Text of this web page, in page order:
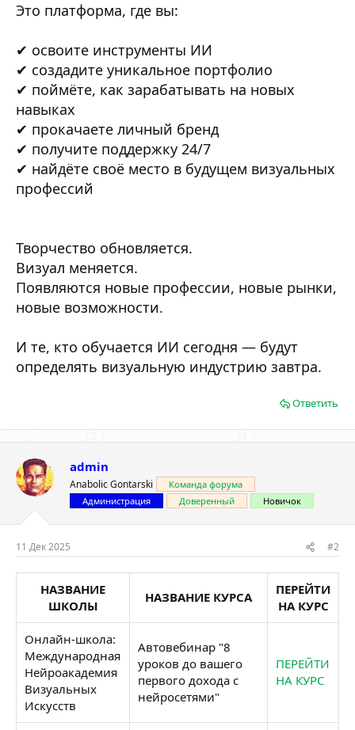
Это платформа, где вы:
✔ освоите инструменты ИИ
✔ создадите уникальное портфолио
✔ поймёте, как зарабатывать на новых
навыках
✔ прокачаете личный бренд
✔ получите поддержку 24/7
✔ найдёте своё место в будущем визуальных
профессий
Творчество обновляется.
Визуал меняется.
Появляются новые профессии, новые рынки,
новые возможности.
И те, кто обучается ИИ сегодня — будут
определять визуальную индустрию завтра.
Ответить
admin
Anabolic Gontarski
Команда форума
Администрация
Доверенный Новичок
11 Дек 2025 #2
НАЗВАНИЕ
ШКОЛЫ
НАЗВАНИЕ КУРСА
ПЕРЕЙТИ
НА КУРС
Онлайн-школа:
Международная
Нейроакадемия
Визуальных
Искусств
Автовебинар "8
уроков до вашего
первого дохода с
нейросетями"
ПЕРЕЙТИ
НА КУРС